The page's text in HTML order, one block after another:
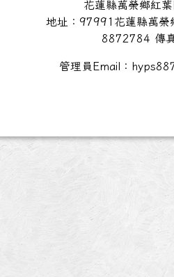
花蓮縣萬榮鄉紅
地址：97991花蓮縣萬
8872784 傳
管理員Email：